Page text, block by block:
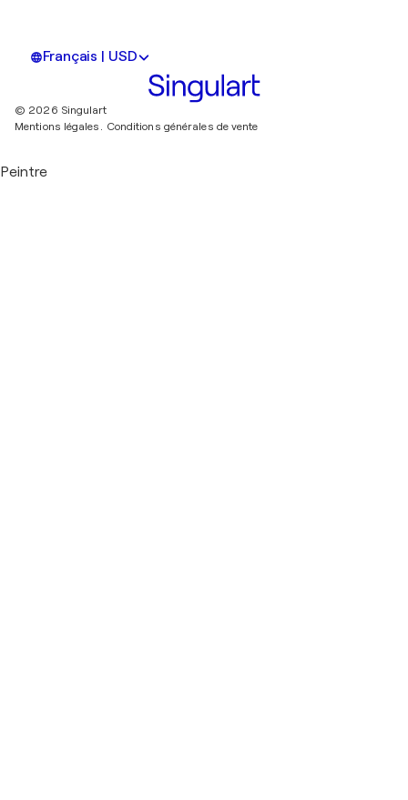
Français | USD
© 2026 Singulart
Mentions légales. Conditions générales de vente
Peintre